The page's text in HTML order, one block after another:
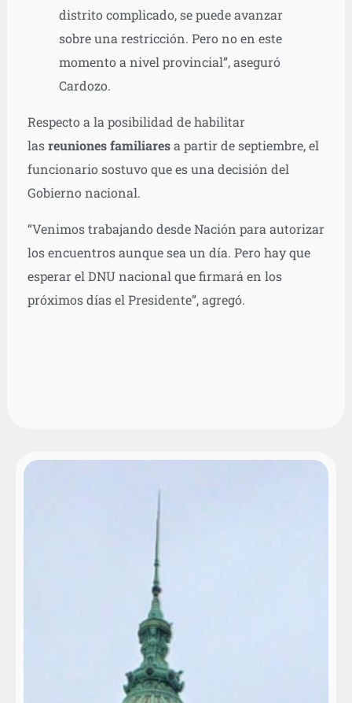
distrito complicado, se puede avanzar
sobre una restricción. Pero no en este
momento a nivel provincial”, aseguró
Cardozo.
Respecto a la posibilidad de habilitar
lasreuniones familiaresa partir de septiembre, el
funcionario sostuvo que es una decisión del
Gobierno nacional.
“Venimos trabajando desde Nación para autorizar
los encuentros aunque sea un día. Pero hay que
esperar el DNU nacional que firmará en los
próximos días el Presidente”, agregó.